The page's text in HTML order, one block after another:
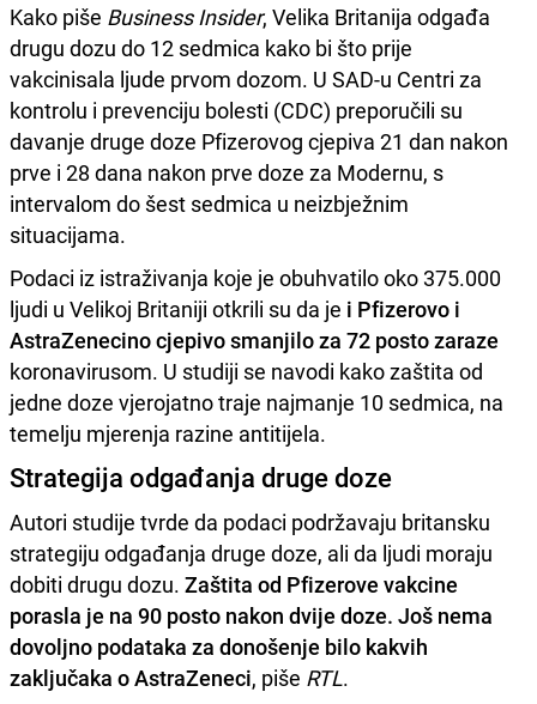
Kako piše Business Insider, Velika Britanija odgađa
drugu dozu do 12 sedmica kako bi što prije
vakcinisala ljude prvom dozom. U SAD-u Centri za
kontrolu i prevenciju bolesti (CDC) preporučili su
davanje druge doze Pfizerovog cjepiva 21 dan nakon
prve i 28 dana nakon prve doze za Modernu, s
intervalom do šest sedmica u neizbježnim
situacijama.
Podaci iz istraživanja koje je obuhvatilo oko 375.000
ljudi u Velikoj Britaniji otkrili su da je i Pfizerovo i
AstraZenecino cjepivo smanjilo za 72 posto zaraze
koronavirusom. U studiji se navodi kako zaštita od
jedne doze vjerojatno traje najmanje 10 sedmica, na
temelju mjerenja razine antitijela.
Strategija odgađanja druge doze
Autori studije tvrde da podaci podržavaju britansku
strategiju odgađanja druge doze, ali da ljudi moraju
dobiti drugu dozu. Zaštita od Pfizerove vakcine
porasla je na 90 posto nakon dvije doze. Još nema
dovoljno podataka za donošenje bilo kakvih
zaključaka o AstraZeneci, piše RTL.